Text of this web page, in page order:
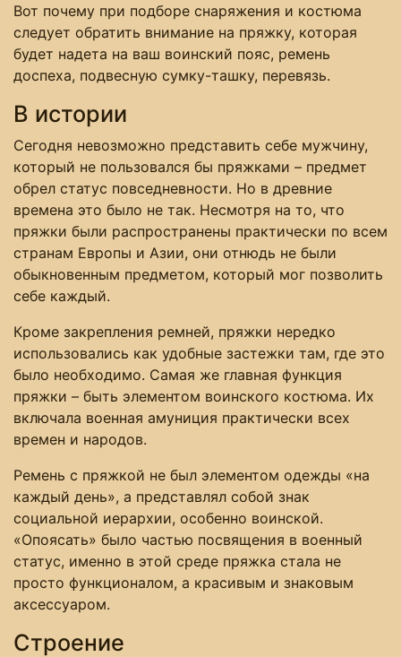
Вот почему при подборе снаряжения и костюма
следует обратить внимание на пряжку, которая
будет надета на ваш воинский пояс, ремень
доспеха, подвесную сумку-ташку, перевязь.
В истории
Сегодня невозможно представить себе мужчину,
который не пользовался бы пряжками – предмет
обрел статус повседневности. Но в древние
времена это было не так. Несмотря на то, что
пряжки были распространены практически по всем
странам Европы и Азии, они отнюдь не были
обыкновенным предметом, который мог позволить
себе каждый.
Кроме закрепления ремней, пряжки нередко
использовались как удобные застежки там, где это
было необходимо. Самая же главная функция
пряжки – быть элементом воинского костюма. Их
включала военная амуниция практически всех
времен и народов.
Ремень с пряжкой не был элементом одежды «на
каждый день», а представлял собой знак
социальной иерархии, особенно воинской.
«Опоясать» было частью посвящения в военный
статус, именно в этой среде пряжка стала не
просто функционалом, а красивым и знаковым
аксессуаром.
Строение